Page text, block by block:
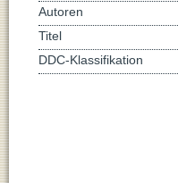
Autoren
Titel
DDC-Klassifikation